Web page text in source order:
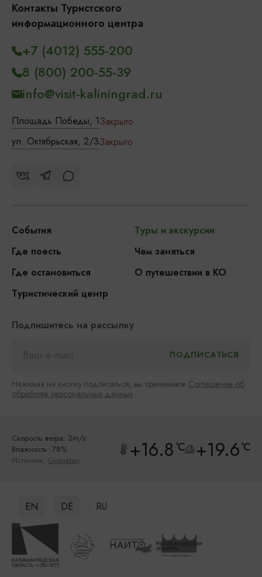
Контакты Туристского
информационного центра
Площадь Победы, 1Закрыто
ул. Октябрьская, 2/3Закрыто
+7 (4012) 555-200
8 (800) 200-55-39
info@visit-kaliningrad.ru
События
Туры и экскурсии
Где поесть
Чем заняться
Где остановиться
О путешествии в КО
Туристический центр
Подпишитесь на рассылку
Нажимая на кнопку подписаться, вы принимаете Соглашение об
обработке персональных данных
Скорость ветра: 2m/s
Влажность: 78%
Источник: Gismeteo +16.8°C +19.6°C
EN DE RU